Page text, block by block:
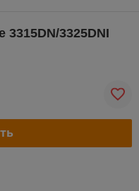
3315DN/3325DNI